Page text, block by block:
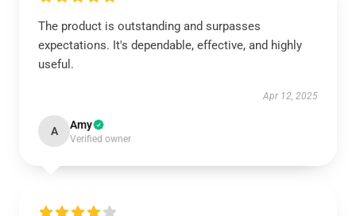
The product is outstanding and surpasses
expectations. It's dependable, effective, and highly
useful.
Apr 12, 2025
A Amy
Verified owner